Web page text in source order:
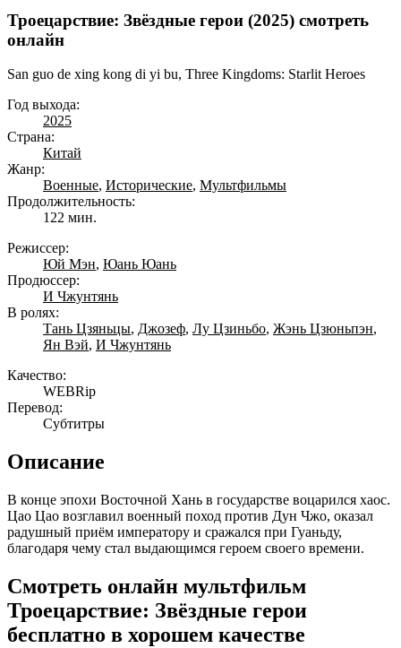
Троецарствие: Звёздные герои (2025) смотреть
онлайн
San guo de xing kong di yi bu, Three Kingdoms: Starlit Heroes
Год выхода:
2025
Страна:
Китай
Жанр:
Военные, Исторические, Мультфильмы
Продолжительность:
122 мин.
Режиссер:
Юй Мэн, Юань Юань
Продюссер:
И Чжунтянь
В ролях:
Тань Цзяньцы, Джозеф, Лу Цзиньбо, Жэнь Цзюньпэн,
Ян Вэй, И Чжунтянь
Качество:
WEBRip
Перевод:
Субтитры
Описание
В конце эпохи Восточной Хань в государстве воцарился хаос.
Цао Цао возглавил военный поход против Дун Чжо, оказал
радушный приём императору и сражался при Гуаньду,
благодаря чему стал выдающимся героем своего времени.
Смотреть онлайн мультфильм
Троецарствие: Звёздные герои
бесплатно в хорошем качестве